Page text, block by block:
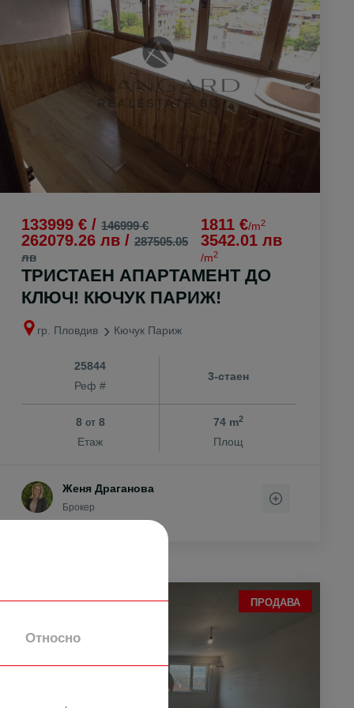
133999 € / 146999 €
262079.26 лв / 287505.05
лв
1811 €/m2
3542.01 лв
/m2
ТРИСТАЕН АПАРТАМЕНТ ДО
КЛЮЧ! КЮЧУК ПАРИЖ!
гр. Пловдив Кючук Париж
25844
Реф #
3-стаен
8 от8
Етаж
74 m2
Площ
Женя Драганова
Брокер
ПРОДАВА
Относно